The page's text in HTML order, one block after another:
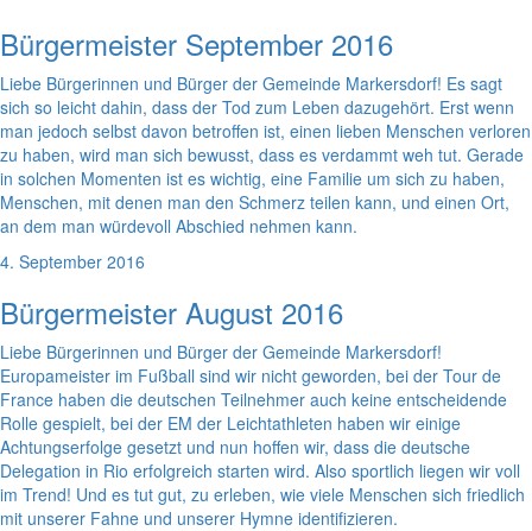
Bürgermeister September 2016
Liebe Bürgerinnen und Bürger der Gemeinde Markersdorf! Es sagt
sich so leicht dahin, dass der Tod zum Leben dazugehört. Erst wenn
man jedoch selbst davon betroffen ist, einen lieben Menschen verloren
zu haben, wird man sich bewusst, dass es verdammt weh tut. Gerade
in solchen Momenten ist es wichtig, eine Familie um sich zu haben,
Menschen, mit denen man den Schmerz teilen kann, und einen Ort,
an dem man würdevoll Abschied nehmen kann.
4. September 2016
Bürgermeister August 2016
Liebe Bürgerinnen und Bürger der Gemeinde Markersdorf!
Europameister im Fußball sind wir nicht geworden, bei der Tour de
France haben die deutschen Teilnehmer auch keine entscheidende
Rolle gespielt, bei der EM der Leichtathleten haben wir einige
Achtungserfolge gesetzt und nun hoffen wir, dass die deutsche
Delegation in Rio erfolgreich starten wird. Also sportlich liegen wir voll
im Trend! Und es tut gut, zu erleben, wie viele Menschen sich friedlich
mit unserer Fahne und unserer Hymne identifizieren.